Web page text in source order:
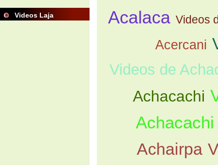
Videos Laja Acalaca Videos
Acercani
Videos de
Achacachi
Achairpa